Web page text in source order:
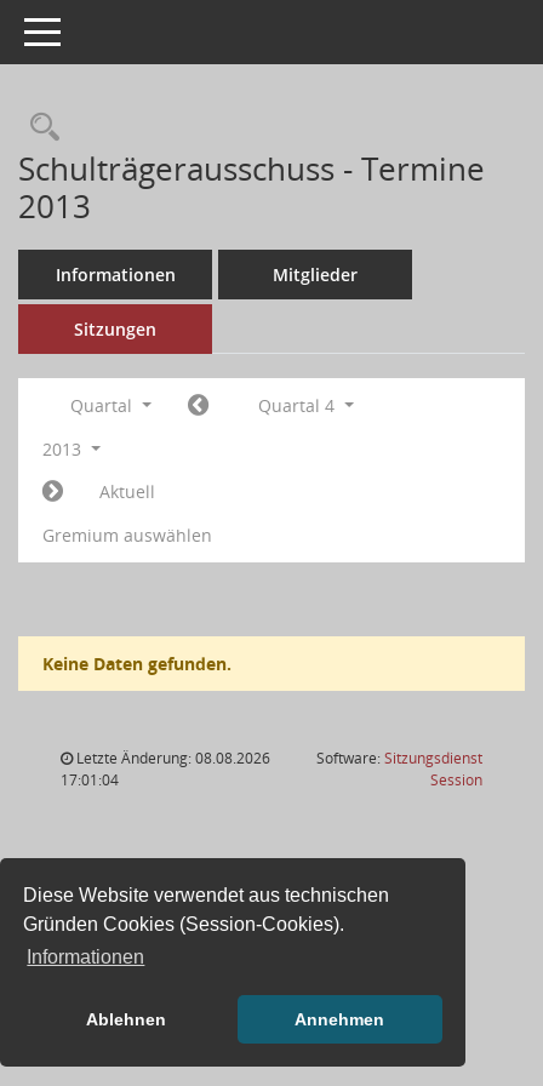
Diese Website verwendet aus technischen
Gründen Cookies (Session-Cookies).
Informationen
Ablehnen Annehmen
Toggle navigation
Schulträgerausschuss - Termine
2013
Informationen Mitglieder
Sitzungen
Quartal
Quartal 4
2013
Aktuell
Gremium auswählen
Keine Daten gefunden.
Letzte Änderung: 08.08.2026
17:01:04
Software:Sitzungsdienst
Session(Wird in